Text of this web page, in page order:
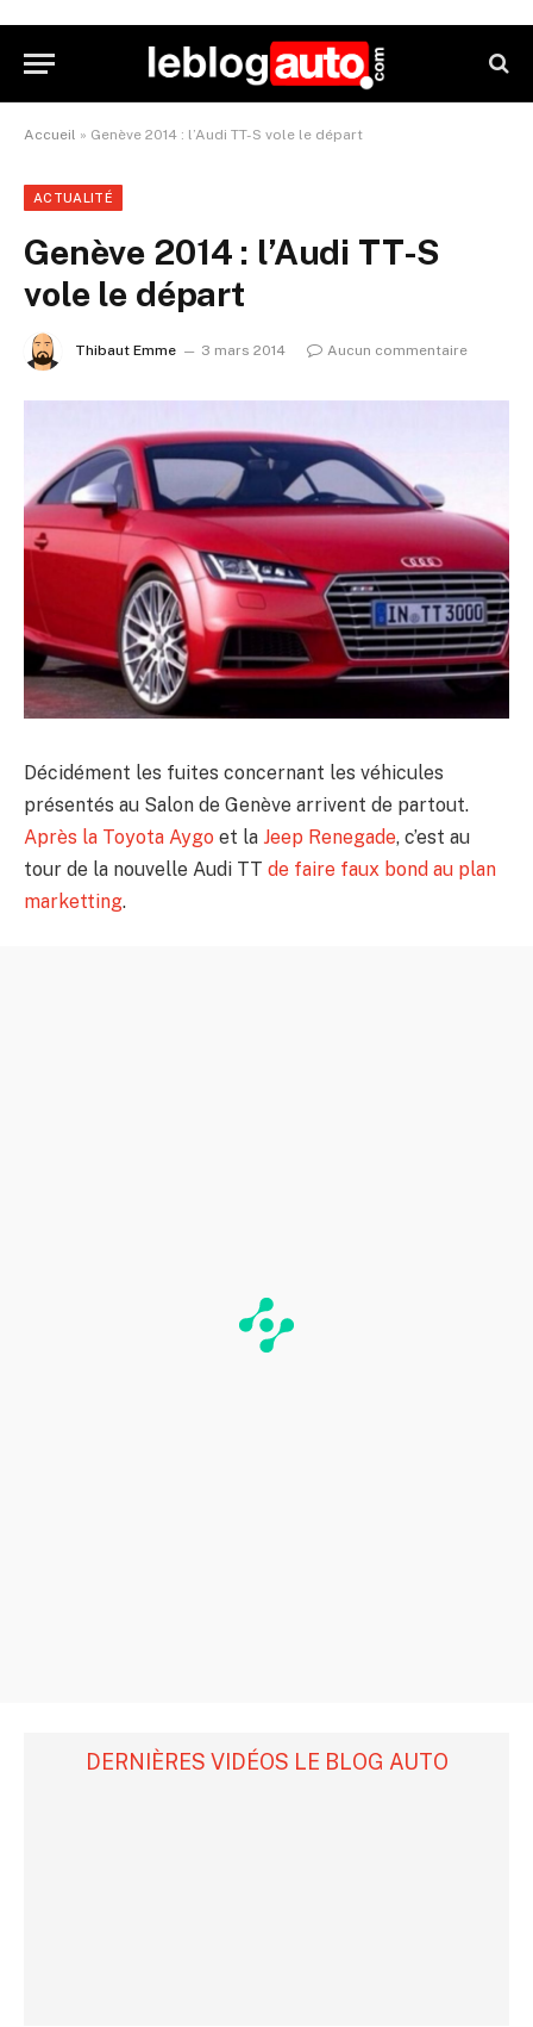
Accueil » Genève 2014 : l’Audi TT-S vole le départ
ACTUALITÉ
Genève 2014 : l’Audi TT-S
vole le départ
Thibaut Emme 3 mars 2014 Aucun commentaire
Décidément les fuites concernant les véhicules
présentés au Salon de Genève arrivent de partout.
Après la Toyota Aygo et la Jeep Renegade, c’est au
tour de la nouvelle Audi TT de faire faux bond au plan
marketting.
DERNIÈRES VIDÉOS LE BLOG AUTO